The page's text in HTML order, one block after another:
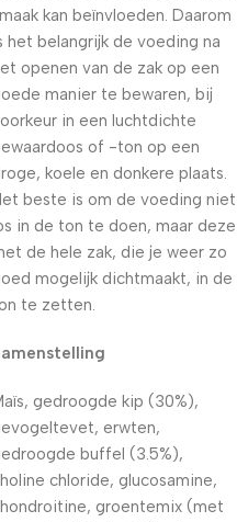
kan beïnvloeden. Daarom
het belangrijk de voeding na
openen van de zak op een
manier te bewaren, bij
in een luchtdichte
of -ton op een
koele en donkere plaats.
beste is om de voeding niet
in de ton te doen, maar deze
de hele zak, die je weer zo
mogelijk dichtmaakt, in de
te zetten.
gedroogde kip (30%),
erwten,
buffel (3.5%),
chloride, glucosamine,
groentemix (met